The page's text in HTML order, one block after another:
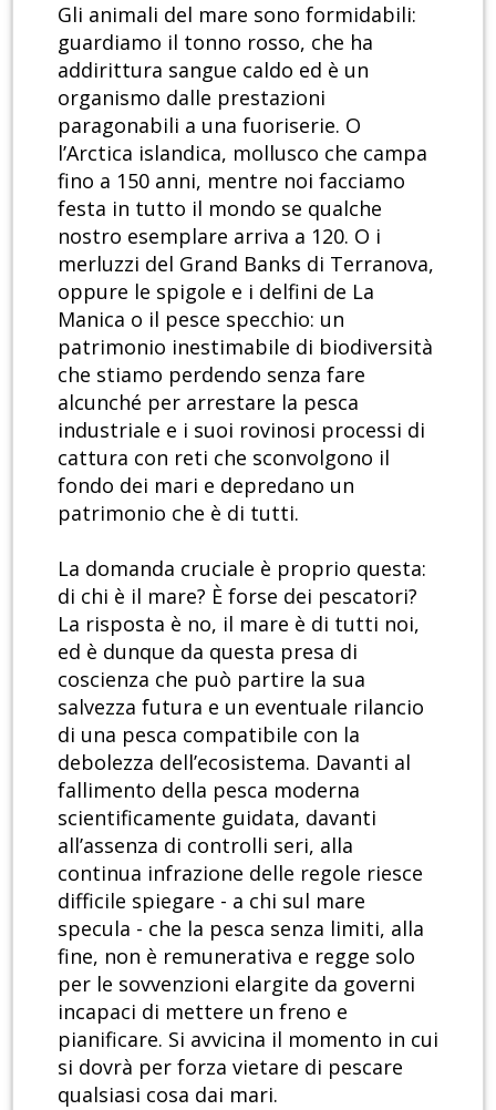
Gli animali del mare sono formidabili:
guardiamo il tonno rosso, che ha
addirittura sangue caldo ed è un
organismo dalle prestazioni
paragonabili a una fuoriserie. O
l’Arctica islandica, mollusco che campa
fino a 150 anni, mentre noi facciamo
festa in tutto il mondo se qualche
nostro esemplare arriva a 120. O i
merluzzi del Grand Banks di Terranova,
oppure le spigole e i delfini de La
Manica o il pesce specchio: un
patrimonio inestimabile di biodiversità
che stiamo perdendo senza fare
alcunché per arrestare la pesca
industriale e i suoi rovinosi processi di
cattura con reti che sconvolgono il
fondo dei mari e depredano un
patrimonio che è di tutti.
La domanda cruciale è proprio questa:
di chi è il mare? È forse dei pescatori?
La risposta è no, il mare è di tutti noi,
ed è dunque da questa presa di
coscienza che può partire la sua
salvezza futura e un eventuale rilancio
di una pesca compatibile con la
debolezza dell’ecosistema. Davanti al
fallimento della pesca moderna
scientificamente guidata, davanti
all’assenza di controlli seri, alla
continua infrazione delle regole riesce
difficile spiegare - a chi sul mare
specula - che la pesca senza limiti, alla
fine, non è remunerativa e regge solo
per le sovvenzioni elargite da governi
incapaci di mettere un freno e
pianificare. Si avvicina il momento in cui
si dovrà per forza vietare di pescare
qualsiasi cosa dai mari.